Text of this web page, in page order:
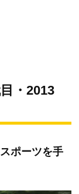
・2013
ポーツを手